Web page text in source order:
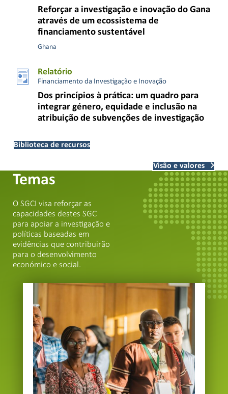
Reforçar a investigação e inovação do Gana
através de um ecossistema de
financiamento sustentável
Ghana
Relatório
Financiamento da Investigação e Inovação
Dos princípios à prática: um quadro para
integrar género, equidade e inclusão na
atribuição de subvenções de investigação
Biblioteca de recursos
Temas
O SGCI visa reforçar as
capacidades destes SGC
para apoiar a investigação e
políticas baseadas em
evidências que contribuirão
para o desenvolvimento
económico e social.
Visão e valores